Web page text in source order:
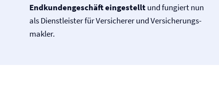
Endkundengeschäft eingestelltund fungiert nun
als Dienstleister für Versicherer und Versicherungs­
makler.